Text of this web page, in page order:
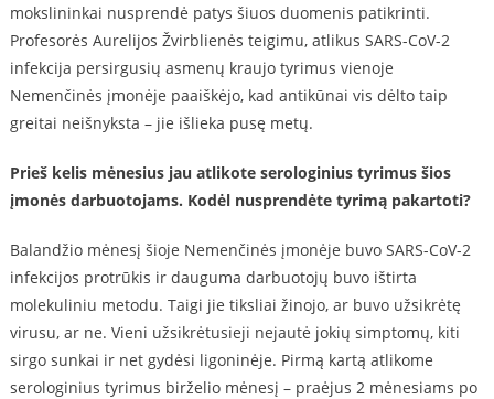
mokslininkai nusprendė patys šiuos duomenis patikrinti.
Profesorės Aurelijos Žvirblienės teigimu, atlikus SARS-CoV-2
infekcija persirgusių asmenų kraujo tyrimus vienoje
Nemenčinės įmonėje paaiškėjo, kad antikūnai vis dėlto taip
greitai neišnyksta – jie išlieka pusę metų.
Prieš kelis mėnesius jau atlikote serologinius tyrimus šios
įmonės darbuotojams. Kodėl nusprendėte tyrimą pakartoti?
Balandžio mėnesį šioje Nemenčinės įmonėje buvo SARS-CoV-2
infekcijos protrūkis ir dauguma darbuotojų buvo ištirta
molekuliniu metodu. Taigi jie tiksliai žinojo, ar buvo užsikrėtę
virusu, ar ne. Vieni užsikrėtusieji nejautė jokių simptomų, kiti
sirgo sunkai ir net gydėsi ligoninėje. Pirmą kartą atlikome
serologinius tyrimus birželio mėnesį – praėjus 2 mėnesiams po